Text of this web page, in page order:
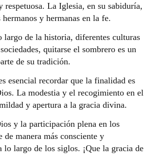
respetuosa. La Iglesia, en su sabiduría,
y hermanas en la fe.
largo de la historia, diferentes culturas
quitarse el sombrero es un
de su tradición.
esencial recordar que la finalidad es
La modestia y el recogimiento en el
y apertura a la gracia divina.
y la participación plena en los
manera más consciente y
lo largo de los siglos. ¡Que la gracia de